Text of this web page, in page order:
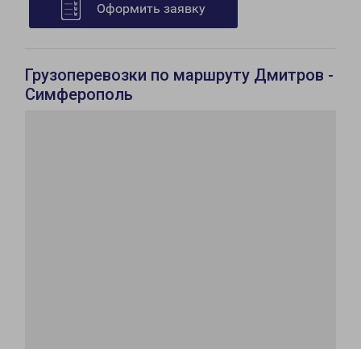
Оформить заявку
Грузоперевозки по маршруту Дмитров -
Симферополь